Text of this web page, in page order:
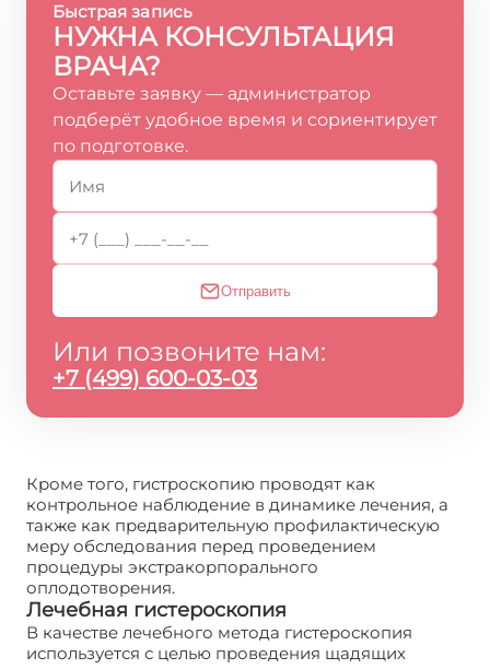
Быстрая запись
НУЖНА КОНСУЛЬТАЦИЯ
ВРАЧА?
Оставьте заявку — администратор
подберёт удобное время и сориентирует
по подготовке.
Отправить
Или позвоните нам:
+7 (499) 600-03-03
Кроме того, гистроскопию проводят как
контрольное наблюдение в динамике лечения, а
также как предварительную профилактическую
меру обследования перед проведением
процедуры экстракорпорального
оплодотворения.
Лечебная гистероскопия
В качестве лечебного метода гистероскопия
используется с целью проведения щадящих